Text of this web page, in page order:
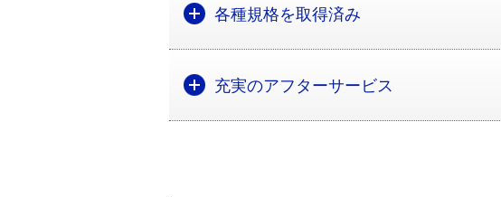
各種規格を取得済み
充実のアフターサービス